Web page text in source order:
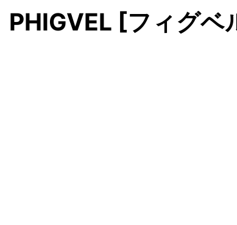
PHIGVEL [フィグベ